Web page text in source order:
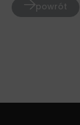
powrót